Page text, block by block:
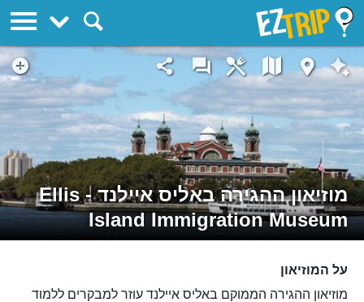
מוזיאון ההגירה באליס איילנד - Ellis
Island Immigration Museum
על המוזיאון
מוזיאון ההגירה הממוקם באליס איילנד עוזר למבקרים ללמוד
EZTrip